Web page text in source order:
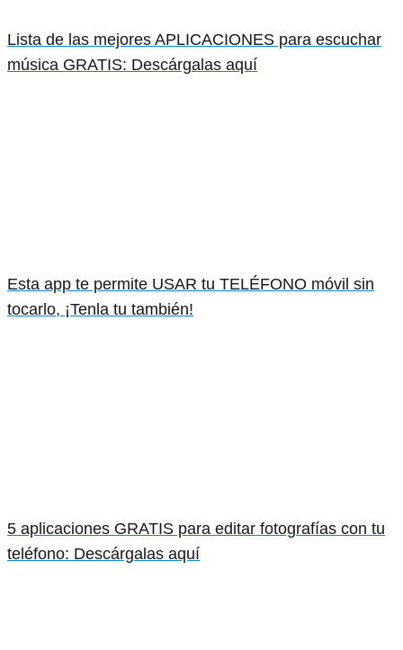
Lista de las mejores APLICACIONES para escuchar
música GRATIS: Descárgalas aquí
Esta app te permite USAR tu TELÉFONO móvil sin
tocarlo, ¡Tenla tu también!
5 aplicaciones GRATIS para editar fotografías con tu
teléfono: Descárgalas aquí